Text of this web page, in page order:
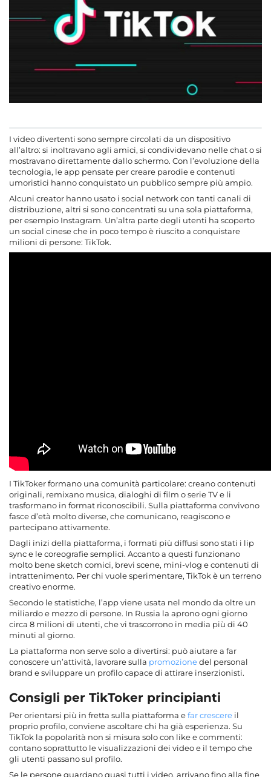
I video divertenti sono sempre circolati da un dispositivo
all’altro: si inoltravano agli amici, si condividevano nelle chat o si
mostravano direttamente dallo schermo. Con l’evoluzione della
tecnologia, le app pensate per creare parodie e contenuti
umoristici hanno conquistato un pubblico sempre più ampio.
Alcuni creator hanno usato i social network con tanti canali di
distribuzione, altri si sono concentrati su una sola piattaforma,
per esempio Instagram. Un’altra parte degli utenti ha scoperto
un social cinese che in poco tempo è riuscito a conquistare
milioni di persone: TikTok.
I TikToker formano una comunità particolare: creano contenuti
originali, remixano musica, dialoghi di film o serie TV e li
trasformano in format riconoscibili. Sulla piattaforma convivono
fasce d’età molto diverse, che comunicano, reagiscono e
partecipano attivamente.
Dagli inizi della piattaforma, i formati più diffusi sono stati i lip
sync e le coreografie semplici. Accanto a questi funzionano
molto bene sketch comici, brevi scene, mini-vlog e contenuti di
intrattenimento. Per chi vuole sperimentare, TikTok è un terreno
creativo enorme.
Secondo le statistiche, l’app viene usata nel mondo da oltre un
miliardo e mezzo di persone. In Russia la aprono ogni giorno
circa 8 milioni di utenti, che vi trascorrono in media più di 40
minuti al giorno.
La piattaforma non serve solo a divertirsi: può aiutare a far
conoscere un’attività, lavorare sulla promozionedel personal
brand e sviluppare un profilo capace di attirare inserzionisti.
Consigli per TikToker principianti
Per orientarsi più in fretta sulla piattaforma efar crescere il
proprio profilo, conviene ascoltare chi ha già esperienza. Su
TikTok la popolarità non si misura solo con like e commenti:
contano soprattutto le visualizzazioni dei video e il tempo che
gli utenti passano sul profilo.
Se le persone guardano quasi tutti i video, arrivano fino alla fine